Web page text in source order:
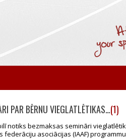
PAR BĒRNU VIEGLATLĒTIKAS…(1)
notiks bezmaksas semināri
asociācijas (IAAF)